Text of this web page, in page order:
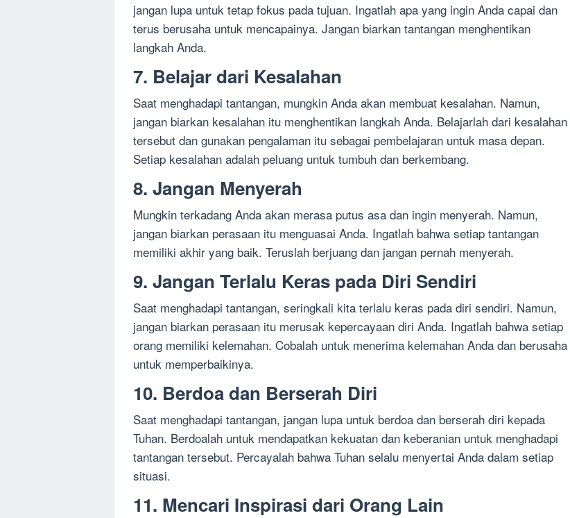
jangan lupa untuk tetap fokus pada tujuan. Ingatlah apa yang ingin Anda capai dan
terus berusaha untuk mencapainya. Jangan biarkan tantangan menghentikan
langkah Anda.
7. Belajar dari Kesalahan
Saat menghadapi tantangan, mungkin Anda akan membuat kesalahan. Namun,
jangan biarkan kesalahan itu menghentikan langkah Anda. Belajarlah dari kesalahan
tersebut dan gunakan pengalaman itu sebagai pembelajaran untuk masa depan.
Setiap kesalahan adalah peluang untuk tumbuh dan berkembang.
8. Jangan Menyerah
Mungkin terkadang Anda akan merasa putus asa dan ingin menyerah. Namun,
jangan biarkan perasaan itu menguasai Anda. Ingatlah bahwa setiap tantangan
memiliki akhir yang baik. Teruslah berjuang dan jangan pernah menyerah.
9. Jangan Terlalu Keras pada Diri Sendiri
Saat menghadapi tantangan, seringkali kita terlalu keras pada diri sendiri. Namun,
jangan biarkan perasaan itu merusak kepercayaan diri Anda. Ingatlah bahwa setiap
orang memiliki kelemahan. Cobalah untuk menerima kelemahan Anda dan berusaha
untuk memperbaikinya.
10. Berdoa dan Berserah Diri
Saat menghadapi tantangan, jangan lupa untuk berdoa dan berserah diri kepada
Tuhan. Berdoalah untuk mendapatkan kekuatan dan keberanian untuk menghadapi
tantangan tersebut. Percayalah bahwa Tuhan selalu menyertai Anda dalam setiap
situasi.
11. Mencari Inspirasi dari Orang Lain